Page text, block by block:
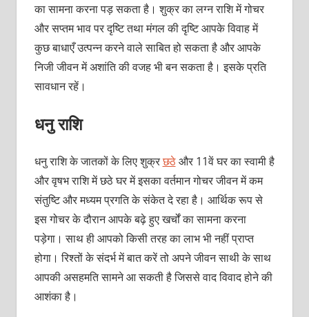
का सामना करना पड़ सकता है। शुक्र का लग्न राशि में गोचर
और सप्तम भाव पर दृष्टि तथा मंगल की दृष्टि आपके विवाह में
कुछ बाधाएँ उत्पन्न करने वाले साबित हो सकता है और आपके
निजी जीवन में अशांति की वजह भी बन सकता है। इसके प्रति
सावधान रहें।
धनु राशि
धनु राशि के जातकों के लिए शुक्रछठेऔर 11वें घर का स्वामी है
और वृषभ राशि में छठे घर में इसका वर्तमान गोचर जीवन में कम
संतुष्टि और मध्यम प्रगति के संकेत दे रहा है। आर्थिक रूप से
इस गोचर के दौरान आपके बढ़े हुए खर्चों का सामना करना
पड़ेगा। साथ ही आपको किसी तरह का लाभ भी नहीं प्राप्त
होगा। रिश्तों के संदर्भ में बात करें तो अपने जीवन साथी के साथ
आपकी असहमति सामने आ सकती है जिससे वाद विवाद होने की
आशंका है।